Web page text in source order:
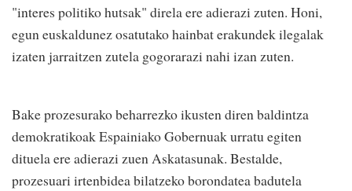
"interes politiko hutsak" direla ere adierazi zuten. Honi,
egun euskaldunez osatutako hainbat erakundek ilegalak
izaten jarraitzen zutela gogorarazi nahi izan zuten.
Bake prozesurako beharrezko ikusten diren baldintza
demokratikoak Espainiako Gobernuak urratu egiten
dituela ere adierazi zuen Askatasunak. Bestalde,
prozesuari irtenbidea bilatzeko borondatea badutela